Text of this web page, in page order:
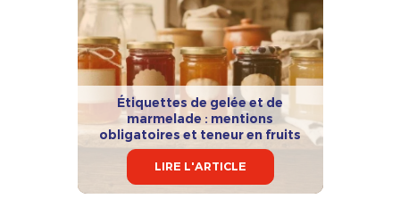
Étiquettes de gelée et de
marmelade : mentions
obligatoires et teneur en fruits
LIRE L'ARTICLE